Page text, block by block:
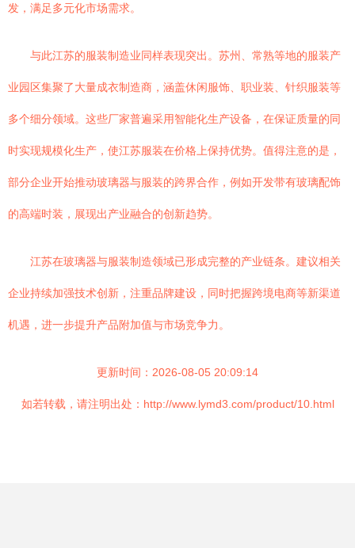
发，满足多元化市场需求。
与此江苏的服装制造业同样表现突出。苏州、常熟等地的服装产
业园区集聚了大量成衣制造商，涵盖休闲服饰、职业装、针织服装等
多个细分领域。这些厂家普遍采用智能化生产设备，在保证质量的同
时实现规模化生产，使江苏服装在价格上保持优势。值得注意的是，
部分企业开始推动玻璃器与服装的跨界合作，例如开发带有玻璃配饰
的高端时装，展现出产业融合的创新趋势。
江苏在玻璃器与服装制造领域已形成完整的产业链条。建议相关
企业持续加强技术创新，注重品牌建设，同时把握跨境电商等新渠道
机遇，进一步提升产品附加值与市场竞争力。
更新时间：2026-08-05 20:09:14
如若转载，请注明出处：http://www.lymd3.com/product/10.html